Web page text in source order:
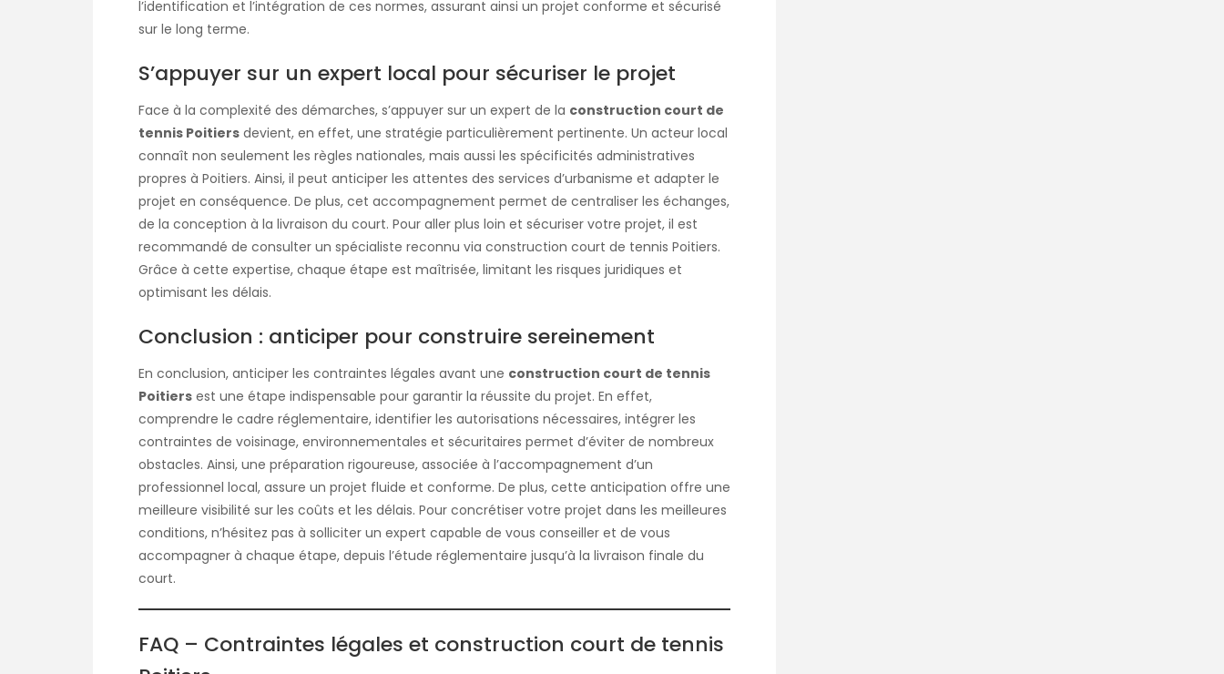
l’identification et l’intégration de ces normes, assurant ainsi un projet conforme et sécurisé
sur le long terme.
S’appuyer sur un expert local pour sécuriser le projet
Face à la complexité des démarches, s’appuyer sur un expert de la construction court de
tennis Poitiers devient, en effet, une stratégie particulièrement pertinente. Un acteur local
connaît non seulement les règles nationales, mais aussi les spécificités administratives
propres à Poitiers. Ainsi, il peut anticiper les attentes des services d’urbanisme et adapter le
projet en conséquence. De plus, cet accompagnement permet de centraliser les échanges,
de la conception à la livraison du court. Pour aller plus loin et sécuriser votre projet, il est
recommandé de consulter un spécialiste reconnu via construction court de tennis Poitiers.
Grâce à cette expertise, chaque étape est maîtrisée, limitant les risques juridiques et
optimisant les délais.
Conclusion : anticiper pour construire sereinement
En conclusion, anticiper les contraintes légales avant une construction court de tennis
Poitiers est une étape indispensable pour garantir la réussite du projet. En effet,
comprendre le cadre réglementaire, identifier les autorisations nécessaires, intégrer les
contraintes de voisinage, environnementales et sécuritaires permet d’éviter de nombreux
obstacles. Ainsi, une préparation rigoureuse, associée à l’accompagnement d’un
professionnel local, assure un projet fluide et conforme. De plus, cette anticipation offre une
meilleure visibilité sur les coûts et les délais. Pour concrétiser votre projet dans les meilleures
conditions, n’hésitez pas à solliciter un expert capable de vous conseiller et de vous
accompagner à chaque étape, depuis l’étude réglementaire jusqu’à la livraison finale du
court.
FAQ – Contraintes légales et construction court de tennis